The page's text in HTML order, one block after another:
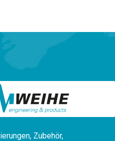
Zubehör,